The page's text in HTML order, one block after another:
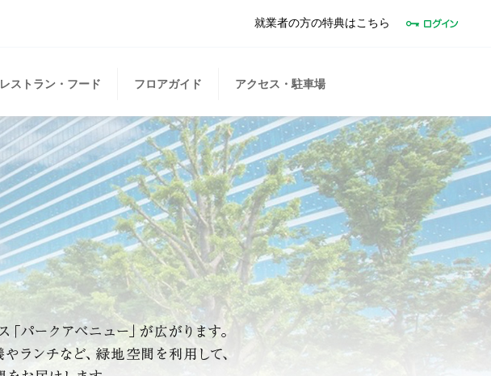
就業者の方の特典はこちら
レストラン・フード フロアガイド アクセス・駐車場